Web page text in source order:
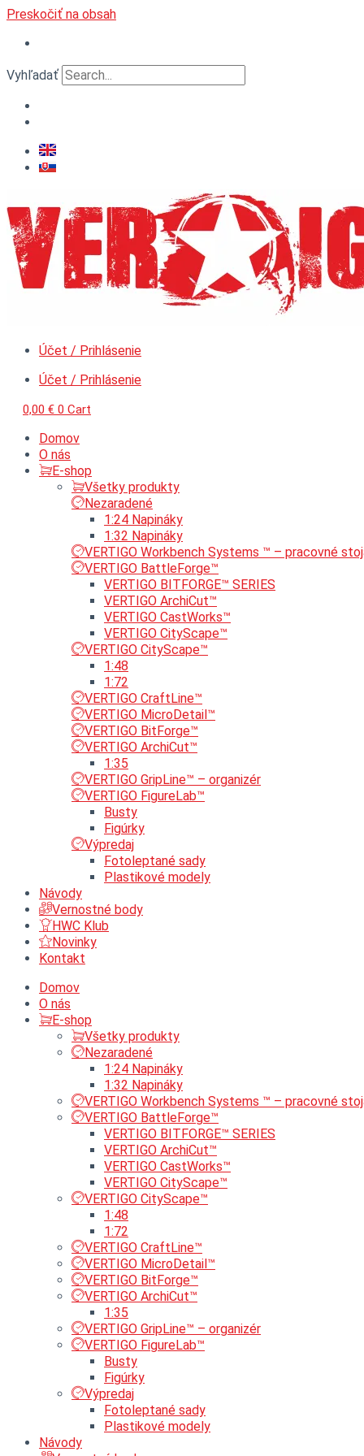
Preskočiť na obsah
Vyhľadať
Účet / Prihlásenie
Účet / Prihlásenie
0,00 € 0 Cart
Domov
O nás
E-shop
Všetky produkty
Nezaradené
1:24 Napináky
1:32 Napináky
VERTIGO Workbench Systems ™ – pracovné
VERTIGO BattleForge™
VERTIGO BITFORGE™ SERIES
VERTIGO ArchiCut™
VERTIGO CastWorks™
VERTIGO CityScape™
VERTIGO CityScape™
1:48
1:72
VERTIGO CraftLine™
VERTIGO MicroDetail™
VERTIGO BitForge™
VERTIGO ArchiCut™
1:35
VERTIGO GripLine™ – organizér
VERTIGO FigureLab™
Busty
Figúrky
Výpredaj
Fotoleptané sady
Plastikové modely
Návody
Vernostné body
HWC Klub
Novinky
Kontakt
Domov
O nás
E-shop
Všetky produkty
Nezaradené
1:24 Napináky
1:32 Napináky
VERTIGO Workbench Systems ™ – pracovné
VERTIGO BattleForge™
VERTIGO BITFORGE™ SERIES
VERTIGO ArchiCut™
VERTIGO CastWorks™
VERTIGO CityScape™
VERTIGO CityScape™
1:48
1:72
VERTIGO CraftLine™
VERTIGO MicroDetail™
VERTIGO BitForge™
VERTIGO ArchiCut™
1:35
VERTIGO GripLine™ – organizér
VERTIGO FigureLab™
Busty
Figúrky
Výpredaj
Fotoleptané sady
Plastikové modely
Návody